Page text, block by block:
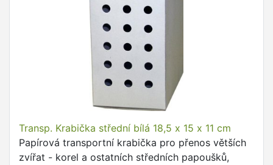
Transp. Krabička střední bílá 18,5 x 15 x 11 cm
Papírová transportní krabička pro přenos větších
zvířat - korel a ostatních středních papoušků,